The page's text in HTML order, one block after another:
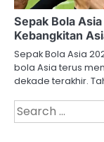
Sepak Bola
Kebangkitan
Sepak Bola Asia
bola Asia terus
dekade terakhir.
Search
for: